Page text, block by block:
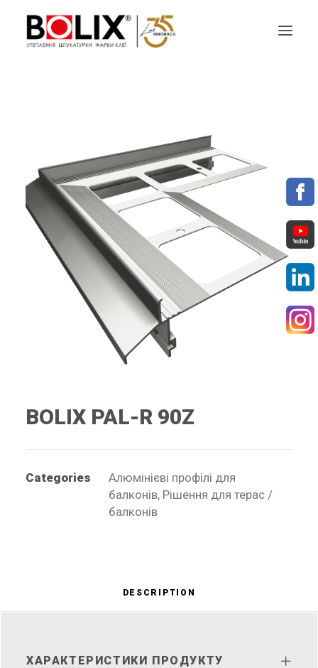
КАТАЛОГИ КОЛЬОРІВ
ПАРТНЕРИ
МАТЕРІАЛИ ДЛЯ ЗАВАНТАЖЕННЯ
КОНТАКТИ
RECEPTURY
BOLIX PAL-R 90Z
Categories
Алюмінієві профілі для
балконів, Рішення для терас /
балконів
DESCRIPTION
ХАРАКТЕРИСТИКИ ПРОДУКТУ